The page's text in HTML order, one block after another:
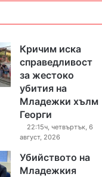
Кричим иска
справедливост
за жестоко
убития на
Младежки хълм
Георги
22:15ч, четвъртък, 6
август, 2026
Убийството на
Младежкия